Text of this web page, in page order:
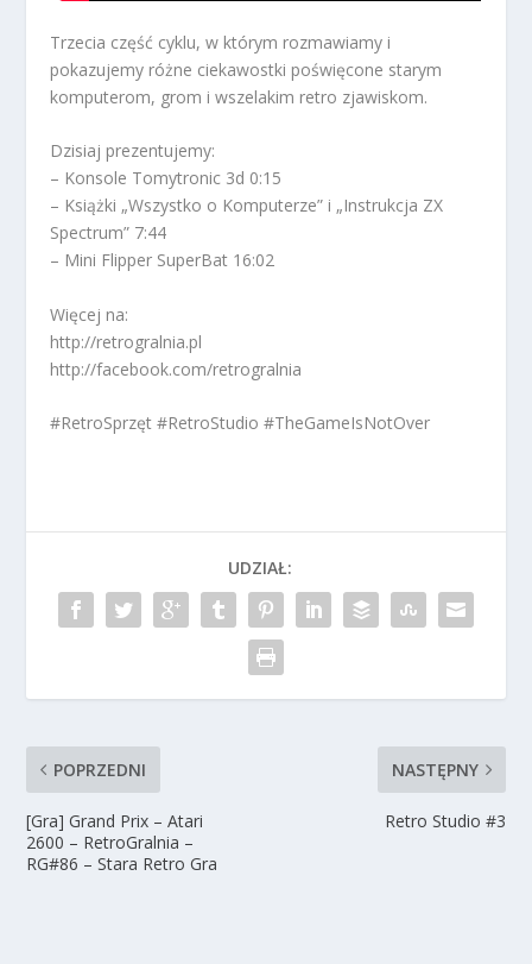
Trzecia część cyklu, w którym rozmawiamy i
pokazujemy różne ciekawostki poświęcone starym
komputerom, grom i wszelakim retro zjawiskom.
Dzisiaj prezentujemy:
– Konsole Tomytronic 3d 0:15
– Książki „Wszystko o Komputerze” i „Instrukcja ZX
Spectrum” 7:44
– Mini Flipper SuperBat 16:02
Więcej na:
http://retrogralnia.pl
http://facebook.com/retrogralnia
#RetroSprzęt #RetroStudio #TheGameIsNotOver
UDZIAŁ:
POPRZEDNI
[Gra] Grand Prix – Atari
2600 – RetroGralnia –
RG#86 – Stara Retro Gra
NASTĘPNY
Retro Studio #3